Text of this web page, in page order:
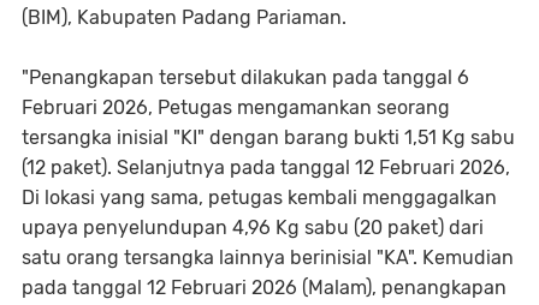
(BIM), Kabupaten Padang Pariaman.
"Penangkapan tersebut dilakukan pada tanggal 6
Februari 2026, Petugas mengamankan seorang
tersangka inisial "KI" dengan barang bukti 1,51 Kg sabu
(12 paket). Selanjutnya pada tanggal 12 Februari 2026,
Di lokasi yang sama, petugas kembali menggagalkan
upaya penyelundupan 4,96 Kg sabu (20 paket) dari
satu orang tersangka lainnya berinisial "KA". Kemudian
pada tanggal 12 Februari 2026 (Malam), penangkapan